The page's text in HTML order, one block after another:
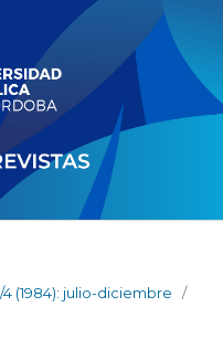
4 (1984): julio-diciembre
/